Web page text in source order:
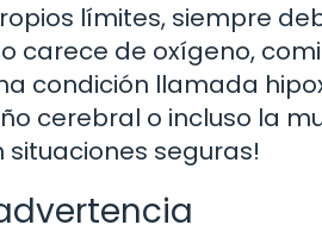
límites, siempre
carece de oxígeno,
condición llamada
cerebral o incluso la
seguras!